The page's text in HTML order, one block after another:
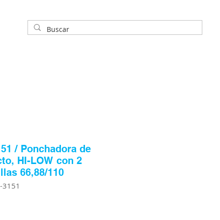
/ Ponchadora de
HI-LOW con 2
66,88/110
3151